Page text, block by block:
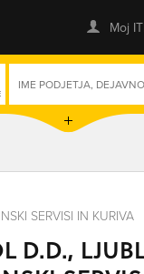
ISKANJE
SERVISI IN KURIVA
D.D.,